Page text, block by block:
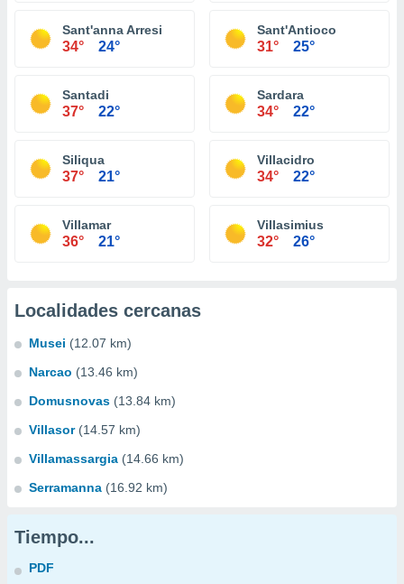
Sant'anna Arresi
34° 24°
Sant'Antioco
31° 25°
Santadi
37° 22°
Sardara
34° 22°
Siliqua
37° 21°
Villacidro
34° 22°
Villamar
36° 21°
Villasimius
32° 26°
Localidades cercanas
Musei (12.07 km)
Narcao (13.46 km)
Domusnovas (13.84 km)
Villasor (14.57 km)
Villamassargia (14.66 km)
Serramanna (16.92 km)
Tiempo...
PDF